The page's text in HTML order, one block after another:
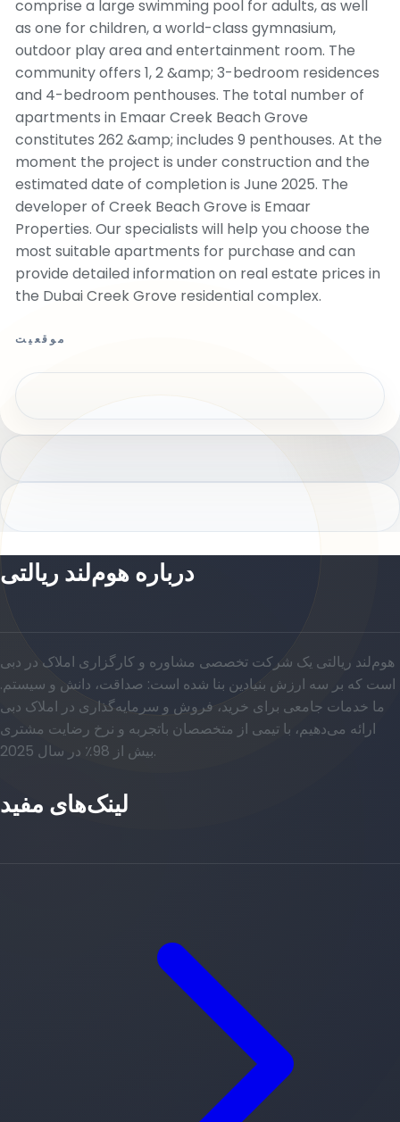
comprise a large swimming pool for adults, as well
as one for children, a world-class gymnasium,
outdoor play area and entertainment room. The
community offers 1, 2 &amp; 3-bedroom residences
and 4-bedroom penthouses. The total number of
apartments in Emaar Creek Beach Grove
constitutes 262 &amp; includes 9 penthouses. At the
moment the project is under construction and the
estimated date of completion is June 2025. The
developer of Creek Beach Grove is Emaar
Properties. Our specialists will help you choose the
most suitable apartments for purchase and can
provide detailed information on real estate prices in
the Dubai Creek Grove residential complex.
موقعیت
درباره هوم‌لند ریالتی
هوم‌لند ریالتی یک شرکت تخصصی مشاوره و کارگزاری املاک در دبی
است که بر سه ارزش بنیادین بنا شده است: صداقت، دانش و سیستم.
ما خدمات جامعی برای خرید، فروش و سرمایه‌گذاری در املاک دبی
ارائه می‌دهیم، با تیمی از متخصصان باتجربه و نرخ رضایت مشتری
بیش از 98٪ در سال 2025.
لینک‌های مفید